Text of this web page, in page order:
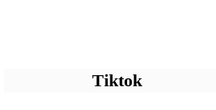
Tiktok